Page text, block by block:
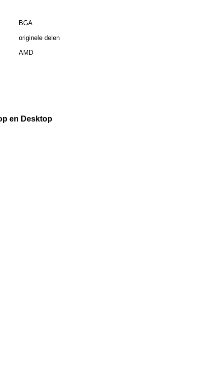
BGA
originele delen
AMD
en Desktop